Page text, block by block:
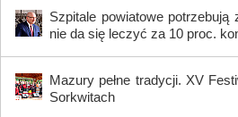
Szpitale powiatowe potrzebują
nie da się leczyć za 10 proc.
Mazury pełne tradycji. XV
Sorkwitach